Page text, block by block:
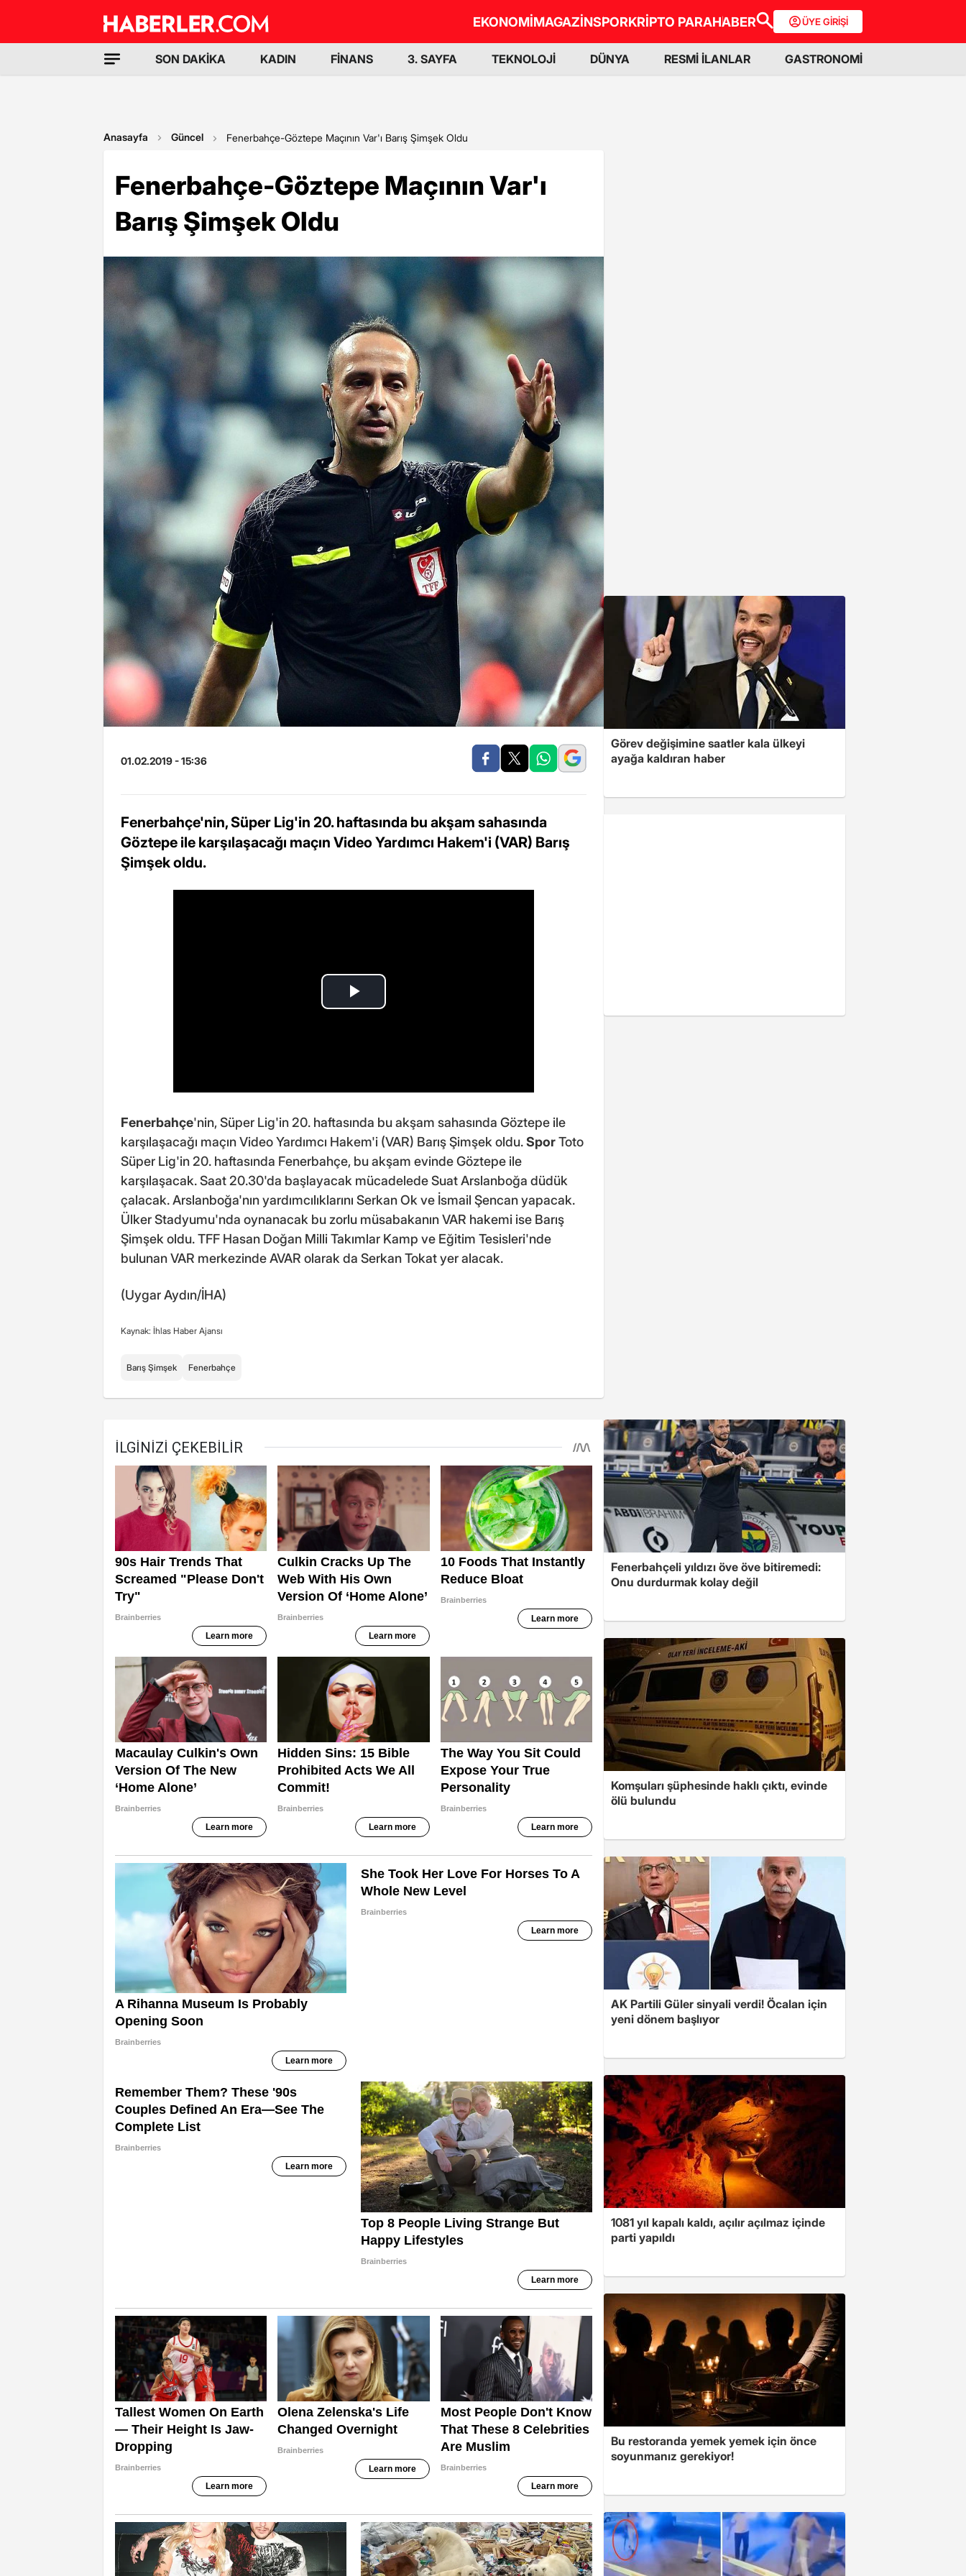
EKONOMİMAGAZİNSPORKRİPTO PARAHABER ÜYE GİRİŞİ
SON DAKİKA KADIN FİNANS 3. SAYFA TEKNOLOJİ DÜNYA RESMİ İLANLAR GASTRONOMİ
Anasayfa Güncel Fenerbahçe-Göztepe Maçının Var'ı Barış Şimşek Oldu
Fenerbahçe-Göztepe Maçının Var'ı
Barış Şimşek Oldu
01.02.2019 - 15:36
Fenerbahçe'nin, Süper Lig'in 20. haftasında bu akşam sahasında
Göztepe ile karşılaşacağı maçın Video Yardımcı Hakem'i (VAR) Barış
Şimşek oldu.
Fenerbahçe'nin, Süper Lig'in 20. haftasında bu akşam sahasında Göztepe ile
karşılaşacağı maçın Video Yardımcı Hakem'i (VAR) Barış Şimşek oldu.SporToto
Süper Lig'in 20. haftasında Fenerbahçe, bu akşam evinde Göztepe ile
karşılaşacak. Saat 20.30'da başlayacak mücadelede Suat Arslanboğa düdük
çalacak. Arslanboğa'nın yardımcılıklarını Serkan Ok ve İsmail Şencan yapacak.
Ülker Stadyumu'nda oynanacak bu zorlu müsabakanın VAR hakemi ise Barış
Şimşek oldu. TFF Hasan Doğan Milli Takımlar Kamp ve Eğitim Tesisleri'nde
bulunan VAR merkezinde AVAR olarak da Serkan Tokat yer alacak.
(Uygar Aydın/İHA)
Kaynak: İhlas Haber Ajansı
Barış Şimşek Fenerbahçe
Görev değişimine saatler kala ülkeyi
ayağa kaldıran haber
Fenerbahçeli yıldızı öve öve bitiremedi:
Onu durdurmak kolay değil
Komşuları şüphesinde haklı çıktı, evinde
ölü bulundu
AK Partili Güler sinyali verdi! Öcalan için
yeni dönem başlıyor
1081 yıl kapalı kaldı, açılır açılmaz içinde
parti yapıldı
Bu restoranda yemek yemek için önce
soyunmanız gerekiyor!